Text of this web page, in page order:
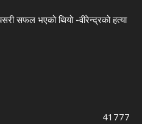
सफल भएको थियो -वीरेन्द्रको हत्या
41777